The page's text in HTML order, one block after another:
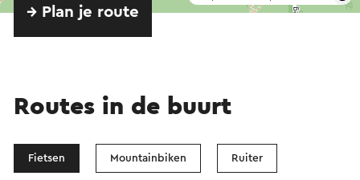
→ Plan je route
Routes in de buurt
Fietsen Mountainbiken Ruiter